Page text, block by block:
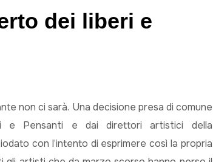
dei liberi e
non ci sarà. Una decisione presa di comune
e Pensanti e dai direttori artistici della
con l’intento di esprimere così la propria